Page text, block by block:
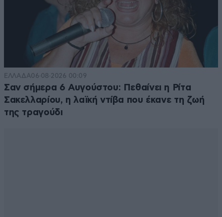
ΕΛΛΑΔΑ06·08·2026 00:09
Σαν σήμερα 6 Αυγούστου: Πεθαίνει η Ρίτα
Σακελλαρίου, η λαϊκή ντίβα που έκανε τη ζωή
της τραγούδι